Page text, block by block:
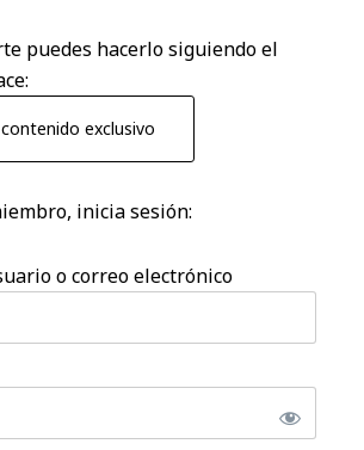
puedes hacerlo siguiendo el
exclusivo
inicia sesión:
o correo electrónico